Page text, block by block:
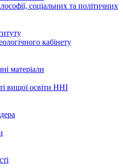
соціальних та політичних
кабінету
матеріали
вищої освіти ННІ